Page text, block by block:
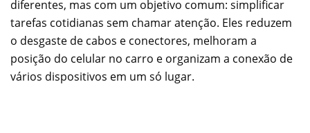
diferentes, mas com um objetivo comum: simplificar
tarefas cotidianas sem chamar atenção. Eles reduzem
o desgaste de cabos e conectores, melhoram a
posição do celular no carro e organizam a conexão de
vários dispositivos em um só lugar.